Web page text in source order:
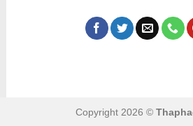
Copyright 2026 ©